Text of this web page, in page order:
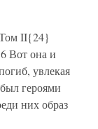
II{24}
Вот она и
увлекая
героями
них образ